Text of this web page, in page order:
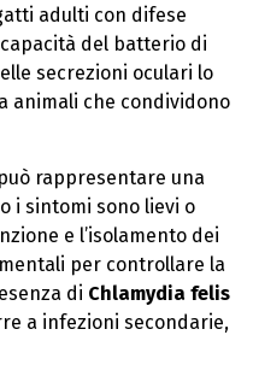
adulti con difese
del batterio di
secrezioni oculari lo
animali che condividono
può rappresentare una
i sintomi sono lievi o
e l’isolamento dei
per controllare la
di Chlamydia felis
a infezioni secondarie,